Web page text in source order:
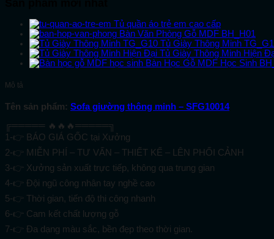
Tủ quần áo trẻ em cao cấp
Bàn Văn Phòng Gỗ MDF BH_H01
Tủ Giày Thông Minh
Tủ Giày Thông Minh Hiện
Bàn Học Gỗ MDF Học Sinh
Mô tả
Tên sản phẩm: Sofa giường thông minh – SFG10014
╔═════ 🔥🔥🔥═════╗
1-👉 BÁO GIÁ GỐC tại Xưởng
2-👉 MIỄN PHÍ – TƯ VẤN – THIẾT KẾ – LÊN PHỐI CẢNH
3-👉 Xưởng sản xuất trực tiếp, không qua trung gian
4-👉 Đội ngũ công nhân tay nghề cao
5-👉 Thời gian, tiến độ thi công nhanh
6-👉 Cam kết chất lượng gỗ
7-👉 Đa dạng màu sắc, bền đẹp theo thời gian.